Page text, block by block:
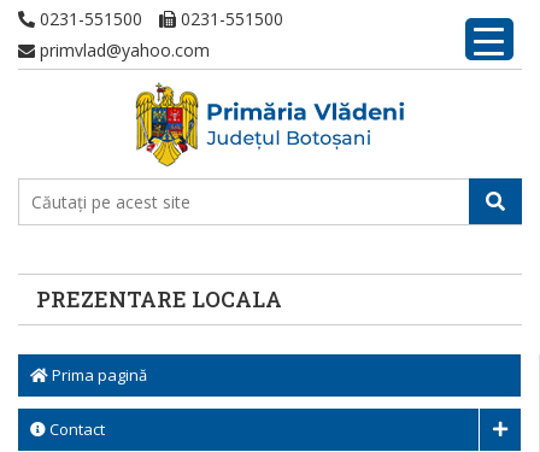
0231-551500
0231-551500
primvlad@yahoo.com
PREZENTARE LOCALA
Prima pagină
Contact